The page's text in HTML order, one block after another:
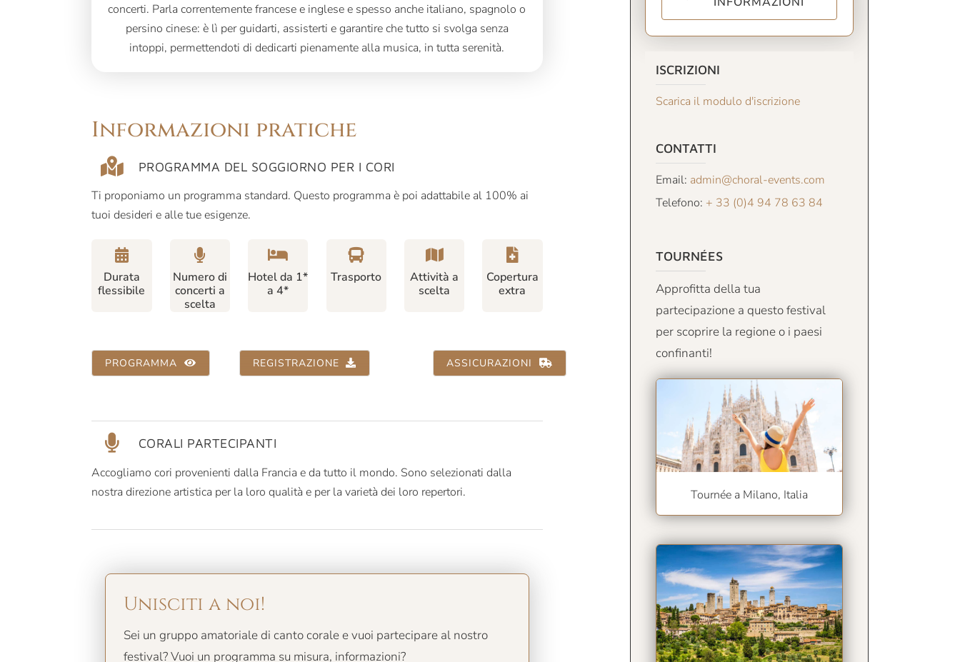
concerti. Parla correntemente francese e inglese e spesso anche italiano, spagnolo o
persino cinese: è lì per guidarti, assisterti e garantire che tutto si svolga senza
intoppi, permettendoti di dedicarti pienamente alla musica, in tutta serenità.
Informazioni pratiche
PROGRAMMA DEL SOGGIORNO PER I CORI
Ti proponiamo un programma standard. Questo programma è poi adattabile al 100% ai
tuoi desideri e alle tue esigenze.
Durata
flessibile
Numero di
concerti a
scelta
Hotel da 1*
a 4*
Trasporto
Attività a
scelta
Copertura
extra
PROGRAMMA REGISTRAZIONE ASSICURAZIONI
CORALI PARTECIPANTI
Accogliamo cori provenienti dalla Francia e da tutto il mondo. Sono selezionati dalla
nostra direzione artistica per la loro qualità e per la varietà dei loro repertori.
Unisciti a noi!
Sei un gruppo amatoriale di canto corale e vuoi partecipare al nostro
festival? Vuoi un programma su misura, informazioni?
ISCRIZIONI
Scarica il modulo d'iscrizione
CONTATTI
Email: admin@choral-events.com
Telefono: + 33 (0)4 94 78 63 84
TOURNÉES
Approfitta della tua
partecipazione a questo festival
per scoprire la regione o i paesi
confinanti!
Tournée a Milano, Italia